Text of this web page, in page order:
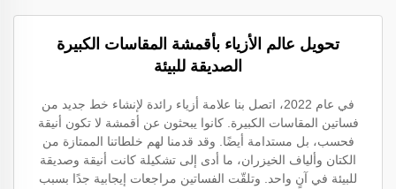
تحويل عالم الأزياء بأقمشة المقاسات الكبيرة
الصديقة للبيئة
في عام 2022، اتصل بنا علامة أزياء رائدة لإنشاء خط جديد من
فساتين المقاسات الكبيرة. كانوا يبحثون عن أقمشة لا تكون أنيقة
فحسب، بل مستدامة أيضًا. وقد قدمنا لهم خلطاتنا الممتازة من
الكتان وألياف الخيزران، ما أدى إلى تشكيلة كانت أنيقة وصديقة
للبيئة في آنٍ واحد. وتلقّت الفساتين مراجعات إيجابية جدًا بسبب